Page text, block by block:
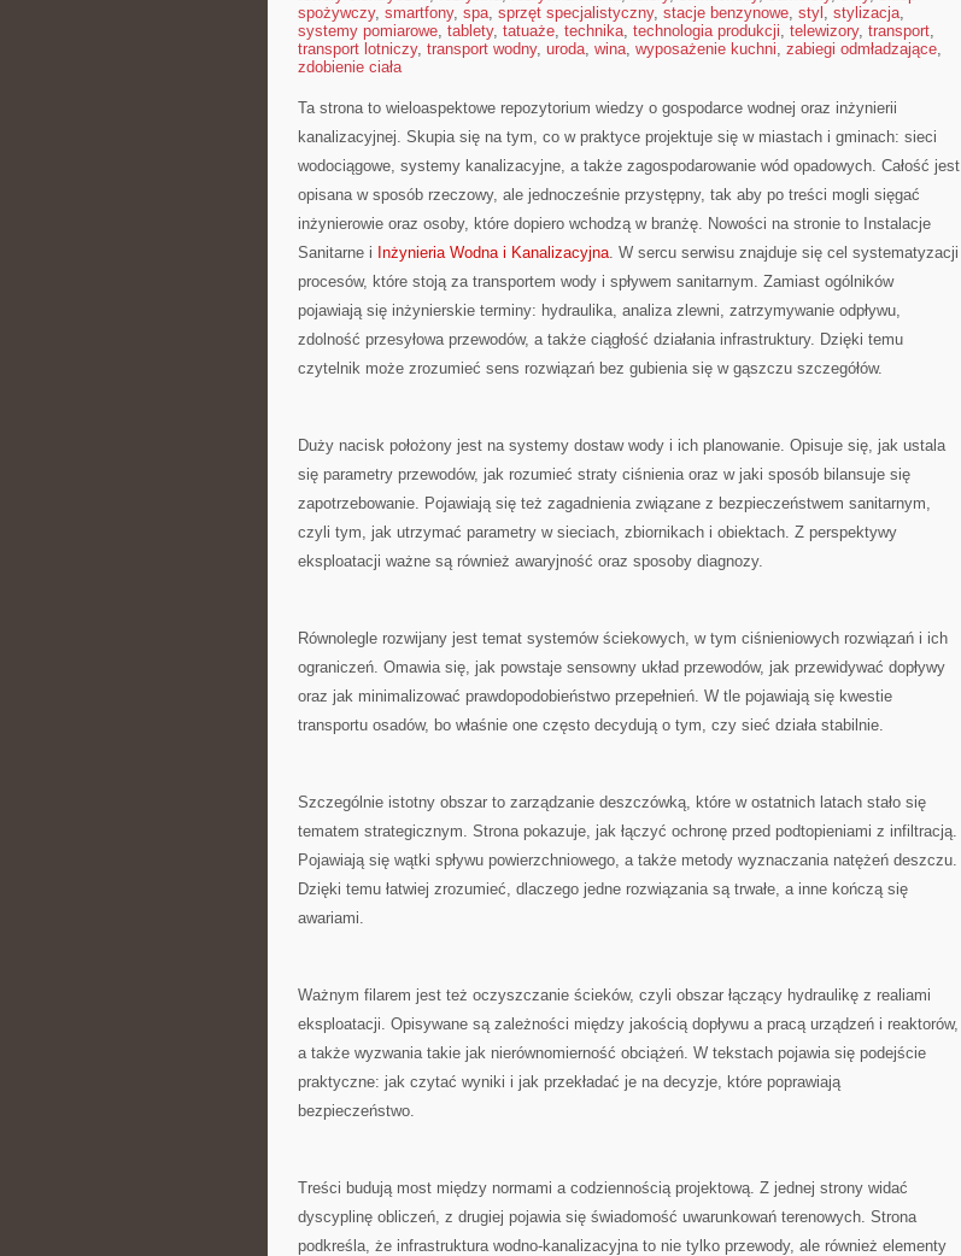
spożywczy, smartfony, spa, sprzęt specjalistyczny, stacje benzynowe, styl , stylizacja,
systemy pomiarowe, tablety, tatuaże, technika, technologia produkcji, telewizory, transport,
transport lotniczy, transport wodny, uroda, wina, wyposażenie kuchni, zabiegi odmładzające,
zdobienie ciała
Ta strona to wieloaspektowe repozytorium wiedzy o gospodarce wodnej oraz inżynierii
kanalizacyjnej. Skupia się na tym, co w praktyce projektuje się w miastach i gminach: sieci
wodociągowe, systemy kanalizacyjne, a także zagospodarowanie wód opadowych. Całość jest
opisana w sposób rzeczowy, ale jednocześnie przystępny, tak aby po treści mogli sięgać
inżynierowie oraz osoby, które dopiero wchodzą w branżę. Nowości na stronie to Instalacje
Sanitarne i Inżynieria Wodna i Kanalizacyjna. W sercu serwisu znajduje się cel systematyzacji
procesów, które stoją za transportem wody i spływem sanitarnym. Zamiast ogólników
pojawiają się inżynierskie terminy: hydraulika, analiza zlewni, zatrzymywanie odpływu,
zdolność przesyłowa przewodów, a także ciągłość działania infrastruktury. Dzięki temu
czytelnik może zrozumieć sens rozwiązań bez gubienia się w gąszczu szczegółów.
Duży nacisk położony jest na systemy dostaw wody i ich planowanie. Opisuje się, jak ustala
się parametry przewodów, jak rozumieć straty ciśnienia oraz w jaki sposób bilansuje się
zapotrzebowanie. Pojawiają się też zagadnienia związane z bezpieczeństwem sanitarnym,
czyli tym, jak utrzymać parametry w sieciach, zbiornikach i obiektach. Z perspektywy
eksploatacji ważne są również awaryjność oraz sposoby diagnozy.
Równolegle rozwijany jest temat systemów ściekowych, w tym ciśnieniowych rozwiązań i ich
ograniczeń. Omawia się, jak powstaje sensowny układ przewodów, jak przewidywać dopływy
oraz jak minimalizować prawdopodobieństwo przepełnień. W tle pojawiają się kwestie
transportu osadów, bo właśnie one często decydują o tym, czy sieć działa stabilnie.
Szczególnie istotny obszar to zarządzanie deszczówką, które w ostatnich latach stało się
tematem strategicznym. Strona pokazuje, jak łączyć ochronę przed podtopieniami z infiltracją.
Pojawiają się wątki spływu powierzchniowego, a także metody wyznaczania natężeń deszczu.
Dzięki temu łatwiej zrozumieć, dlaczego jedne rozwiązania są trwałe, a inne kończą się
awariami.
Ważnym filarem jest też oczyszczanie ścieków, czyli obszar łączący hydraulikę z realiami
eksploatacji. Opisywane są zależności między jakością dopływu a pracą urządzeń i reaktorów,
a także wyzwania takie jak nierównomierność obciążeń. W tekstach pojawia się podejście
praktyczne: jak czytać wyniki i jak przekładać je na decyzje, które poprawiają
bezpieczeństwo.
Treści budują most między normami a codziennością projektową. Z jednej strony widać
dyscyplinę obliczeń, z drugiej pojawia się świadomość uwarunkowań terenowych. Strona
podkreśla, że infrastruktura wodno-kanalizacyjna to nie tylko przewody, ale również elementy